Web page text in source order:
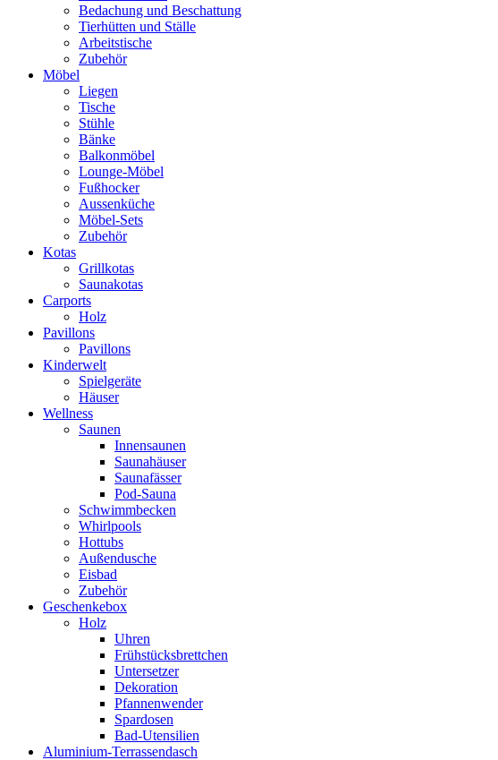
Bedachung und Beschattung
Tierhütten und Ställe
Arbeitstische
Zubehör
Möbel
Liegen
Tische
Stühle
Bänke
Balkonmöbel
Lounge-Möbel
Fußhocker
Aussenküche
Möbel-Sets
Zubehör
Kotas
Grillkotas
Saunakotas
Carports
Holz
Pavillons
Pavillons
Kinderwelt
Spielgeräte
Häuser
Wellness
Saunen
Innensaunen
Saunahäuser
Saunafässer
Pod-Sauna
Schwimmbecken
Whirlpools
Hottubs
Außendusche
Eisbad
Zubehör
Geschenkebox
Holz
Uhren
Frühstücksbrettchen
Untersetzer
Dekoration
Pfannenwender
Spardosen
Bad-Utensilien
Aluminium-Terrassendasch